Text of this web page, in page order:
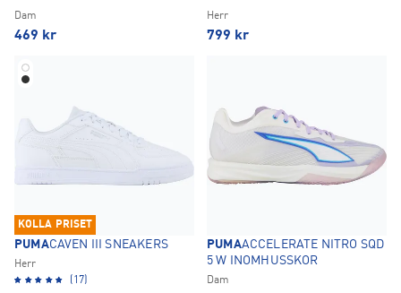
Dam
469 kr
Herr
799 kr
KOLLA PRISET
PUMACAVEN III SNEAKERS
Herr
(17)
PUMAACCELERATE NITRO SQD
5 W INOMHUSSKOR
Dam